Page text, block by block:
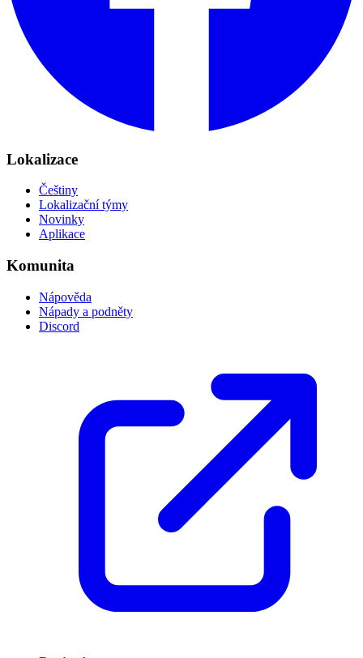
Lokalizace
Češtiny
Lokalizační týmy
Novinky
Aplikace
Komunita
Nápověda
Nápady a podněty
Discord